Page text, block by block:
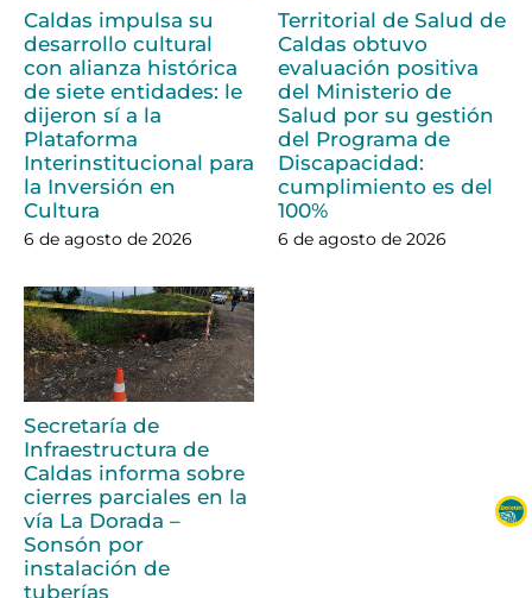
Caldas impulsa su
desarrollo cultural
con alianza histórica
de siete entidades: le
dijeron sí a la
Plataforma
Interinstitucional para
la Inversión en
Cultura
6 de agosto de 2026
Territorial de Salud de
Caldas obtuvo
evaluación positiva
del Ministerio de
Salud por su gestión
del Programa de
Discapacidad:
cumplimiento es del
100%
6 de agosto de 2026
Secretaría de
Infraestructura de
Caldas informa sobre
cierres parciales en la
vía La Dorada –
Sonsón por
instalación de
tuberías